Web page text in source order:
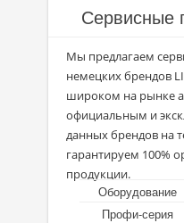
Минеральные
Масло с
Линейка масел
Линейка масел
Линейка масел
Линейка масел
Сервисные
Мы предлагаем
немецких брендов
широком на рынке
официальным и
данных брендов на
гарантируем 100%
продукции.
Оборудование
Профи-серия